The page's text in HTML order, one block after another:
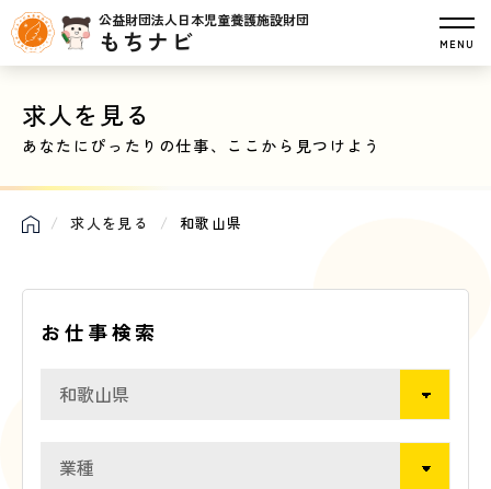
公益財団法人日本児童養護施設財団
もちナビ MENU
求人を見る
あなたにぴったりの仕事、ここから見つけよう
求人を見る 和歌山県
お仕事検索